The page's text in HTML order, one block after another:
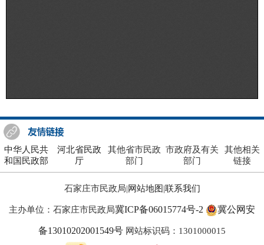
中华人民共
和国民政部
河北省民政
厅
其他省市民政
部门
市政府及有关
部门
其他相关
链接
石家庄市民政局|网站地图|联系我们
主办单位：石家庄市民政局冀ICP备06015774号-2 冀公网安
备13010202001549号 网站标识码：1301000015